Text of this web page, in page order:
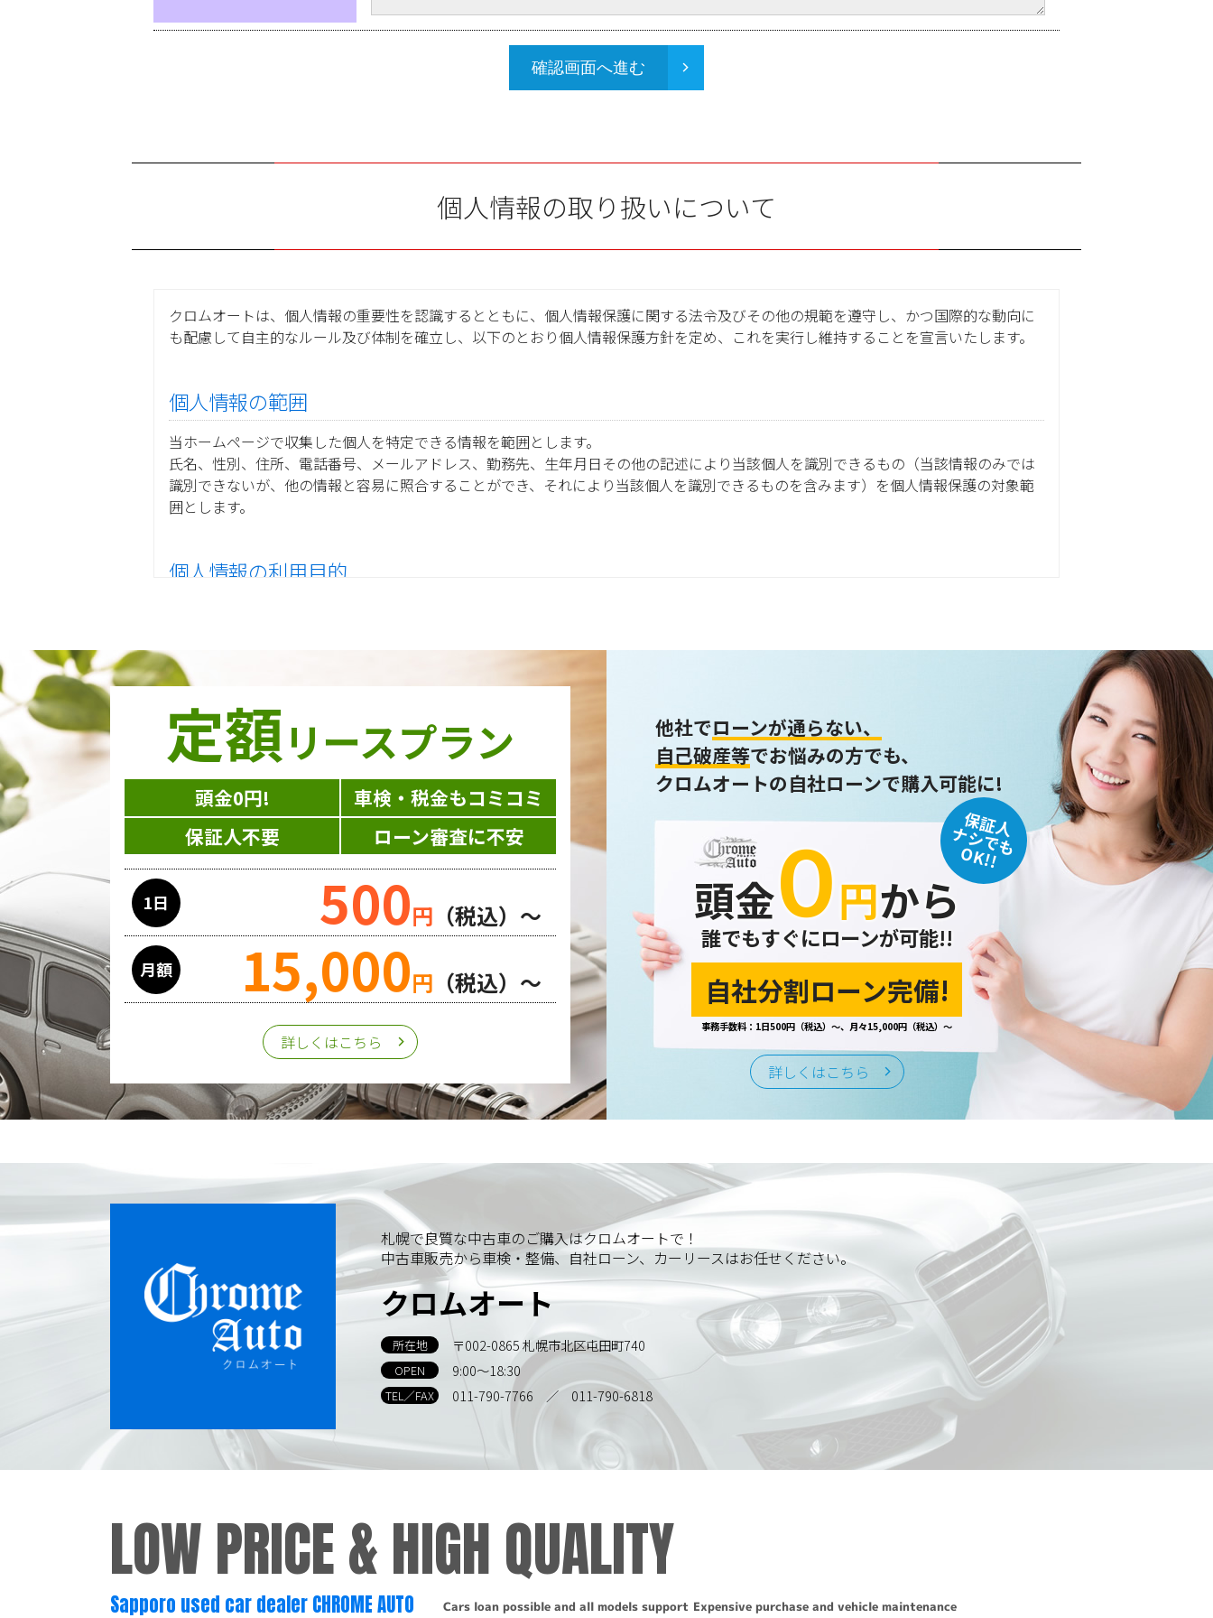
確認画面へ進む
個人情報の取り扱いについて
クロムオートは、個人情報の重要性を認識するとともに、個人情報保護に関する法令及びその他の規範を遵守し、かつ国際的な動向に
も配慮して自主的なルール及び体制を確立し、以下のとおり個人情報保護方針を定め、これを実行し維持することを宣言いたします。
個人情報の範囲
当ホームページで収集した個人を特定できる情報を範囲とします。
氏名、性別、住所、電話番号、メールアドレス、勤務先、生年月日その他の記述により当該個人を識別できるもの（当該情報のみでは
識別できないが、他の情報と容易に照合することができ、それにより当該個人を識別できるものを含みます）を個人情報保護の対象範
囲とします。
個人情報の利用目的
お取引先様から委託されたシステム開発の動作検証や調査
当グループの業務に従事する協力会社様担当者の識別
ダイレクトメール等を利用したアンケート・キャンペーンなどの意見・情報の調査
個人情報の収集手段
当ホームページはサービスに関するお問い合わせやご質問、資料のご請求や各サービス等のお申し込みなど、当ホームページのサービ
ス提供過程で、氏名、連絡先、勤務先等の個人情報を書面、電子媒体、ウェブ等を介して収集致します。
委託先の管理･監督
利用目的の遂行のために業務を委託する場合、個人情報の取り扱いに関する委託先の適正な管理・監督をおこないます。
個人情報は、ご本人の同意を得た場合または法令の定めがある場合を除き、第三者に提供することはいたしません。
個人情報の管理
収集させて頂いた個人情報については、不正アクセスや紛失、破壊、改ざん及び漏えいなどに対する予防ならびに是正に努め、合理的
な安全対策を講じます。
また、個人情報保護に関する法令およびその他の規範を遵守するとともに、この方針に基づく個人情報保護規程や体制を定め、その内
容を継続的に見直し、改善に努めます。
個人情報の訂正･削除・開示
ご本人から、登録されている個人情報について訂正・削除・開示の請求があった場合は、迅速に対応いたします。
当ホームページが保有する個人情報の取り扱い、および訂正・削除・開示等に関するお問い合わせ先は、以下の通りです。
当社の「個人情報の取扱い」に関するお問い合わせは、下記窓口までお願いいたします。
〒002-0865 札幌市北区屯田町740
TEL／011-790-7766FAX／011-790-6818
E-mail：info@chromeauto.co.jp
定額リースプラン
頭金0円!
車検・税金もコミコミ
保証人不要
ローン審査に不安
1日 500円 （税込）～
月額 15,000円 （税込）～
詳しくはこちら
他社でローンが通らない、
自己破産等でお悩みの方でも、
クロムオートの自社ローンで購入可能に!
保証人
ナシでも
OK!!
頭金０円から
誰でもすぐにローンが可能!!
自社分割ローン完備!
事務手数料：1日500円（税込）～、月々15,000円（税込）～
詳しくはこちら
札幌で良質な中古車のご購入はクロムオートで！
中古車販売から車検・整備、自社ローン、カーリースはお任せください。
クロムオート
所在地 〒002-0865 札幌市北区屯田町740
OPEN 9:00～18:30
TEL／FAX 011-790-7766 ／ 011-790-6818
LOW PRICE &HIGH QUALITY
Sapporo used car dealer CHROME AUTO Cars loan possible and all models support Expensive purchase and vehicle maintenance